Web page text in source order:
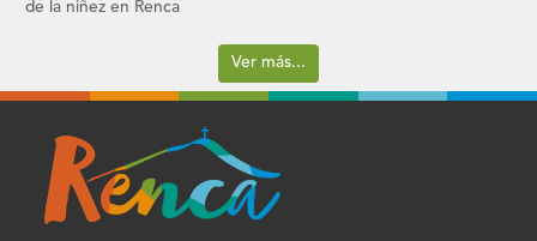
de la niñez en Renca
Ver más...